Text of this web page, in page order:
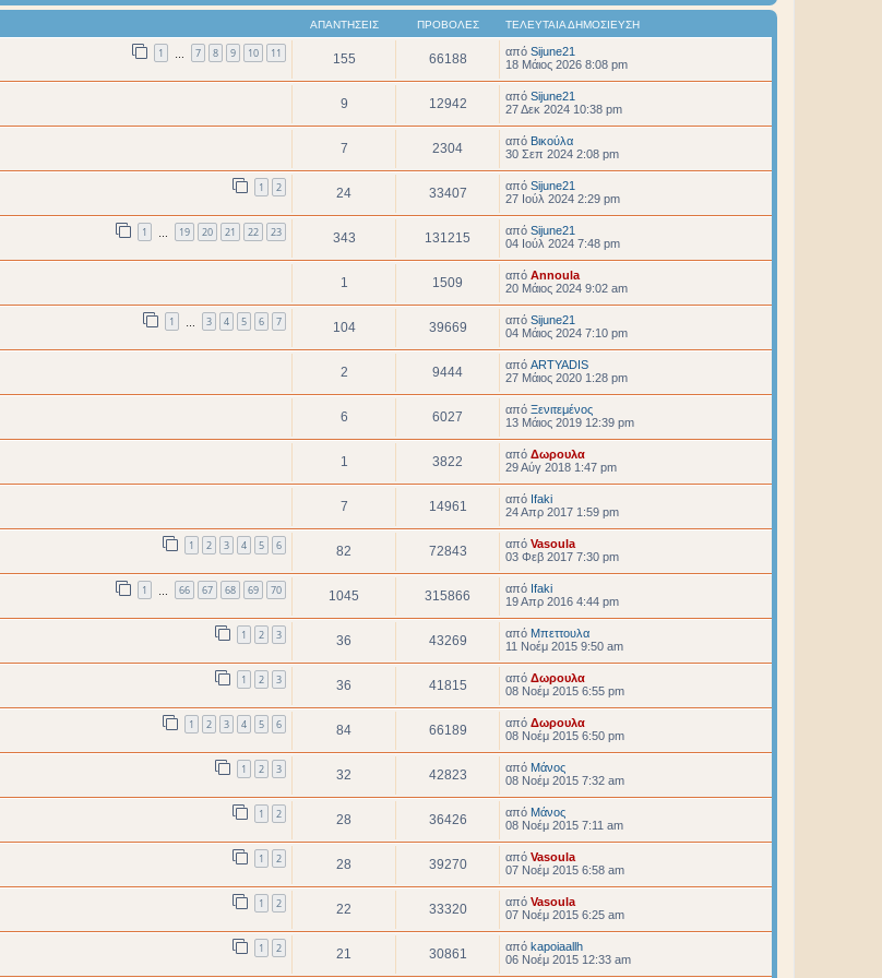
ΑΠΑΝΤΉΣΕΙΣ ΠΡΟΒΟΛΈΣ ΤΕΛΕΥΤΑΊΑ ΔΗΜΟΣΊΕΥΣΗ
1 7 8 9 10 11 155 66188 από Sijune21
18 Μάιος 2026 8:08 pm
9 12942 από Sijune21
27 Δεκ 2024 10:38 pm
7 2304 από Βικούλα
30 Σεπ 2024 2:08 pm
1 2 24 33407 από Sijune21
27 Ιούλ 2024 2:29 pm
1 19 20 21 22 23 343 131215 από Sijune21
04 Ιούλ 2024 7:48 pm
1 1509 από Annoula
20 Μάιος 2024 9:02 am
1 3 4 5 6 7 104 39669 από Sijune21
04 Μάιος 2024 7:10 pm
2 9444 από ARTYADIS
27 Μάιος 2020 1:28 pm
6 6027 από Ξενιτεμένος
13 Μάιος 2019 12:39 pm
1 3822 από Δωρουλα
29 Αύγ 2018 1:47 pm
7 14961 από Ifaki
24 Απρ 2017 1:59 pm
1 2 3 4 5 6 82 72843 από Vasoula
03 Φεβ 2017 7:30 pm
1 66 67 68 69 70 1045 315866 από Ifaki
19 Απρ 2016 4:44 pm
1 2 3 36 43269 από Μπεττουλα
11 Νοέμ 2015 9:50 am
1 2 3 36 41815 από Δωρουλα
08 Νοέμ 2015 6:55 pm
1 2 3 4 5 6 84 66189 από Δωρουλα
08 Νοέμ 2015 6:50 pm
1 2 3 32 42823 από Μάνος
08 Νοέμ 2015 7:32 am
1 2 28 36426 από Μάνος
08 Νοέμ 2015 7:11 am
1 2 28 39270 από Vasoula
07 Νοέμ 2015 6:58 am
1 2 22 33320 από Vasoula
07 Νοέμ 2015 6:25 am
1 2 21 30861 από kapoiaallh
06 Νοέμ 2015 12:33 am